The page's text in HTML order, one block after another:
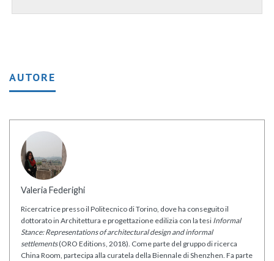
AUTORE
Valeria Federighi
Ricercatrice presso il Politecnico di Torino, dove ha conseguito il
dottorato in Architettura e progettazione edilizia con la tesi Informal
Stance: Representations of architectural design and informal
settlements(ORO Editions, 2018). Come parte del gruppo di ricerca
China Room, partecipa alla curatela della Biennale di Shenzhen. Fa parte